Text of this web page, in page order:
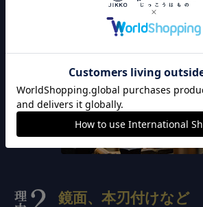
鏡面、本刃付けなど